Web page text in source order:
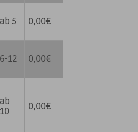
ab 5 0,00€
6-12 0,00€
ab
10
0,00€